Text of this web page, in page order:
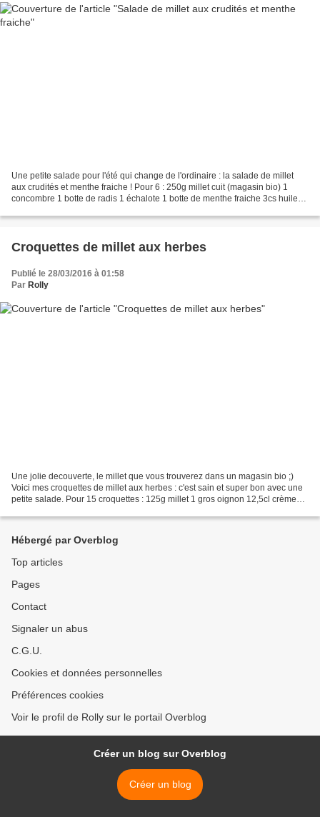
Une petite salade pour l'été qui change de l'ordinaire : la salade de millet
aux crudités et menthe fraiche ! Pour 6 : 250g millet cuit (magasin bio) 1
concombre 1 botte de radis 1 échalote 1 botte de menthe fraiche 3cs huile
Croquettes de millet aux herbes
Publié le 28/03/2016 à 01:58
Par Rolly
Une jolie decouverte, le millet que vous trouverez dans un magasin bio ;)
Voici mes croquettes de millet aux herbes : c'est sain et super bon avec une
petite salade. Pour 15 croquettes : 125g millet 1 gros oignon 12,5cl crème
Hébergé par Overblog
Top articles
Pages
Contact
Signaler un abus
C.G.U.
Cookies et données personnelles
Préférences cookies
Voir le profil de Rolly sur le portail Overblog
Créer un blog sur Overblog
Créer un blog